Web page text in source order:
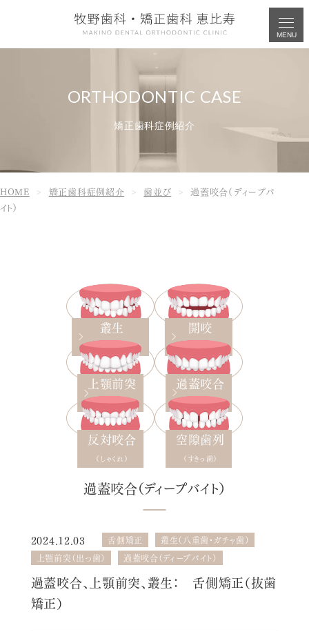
MENU
矯正歯科症例紹介
HOME 矯正歯科症例紹介 歯並び
過蓋咬合（ディープバ
イト）
叢生
（八重歯・ガチャ歯）
開咬
（オープンバイト）
上顎前突
（出っ歯）
過蓋咬合
（ディープバイト）
反対咬合
（しゃくれ）
空隙歯列
（すきっ歯）
過蓋咬合（ディープバイト）
2024.12.03 舌側矯正
叢生（八重歯・ガチャ歯）
上顎前突（出っ歯）
過蓋咬合（ディープバイト）
過蓋咬合、上顎前突、叢生： 舌側矯正（抜歯
矯正）